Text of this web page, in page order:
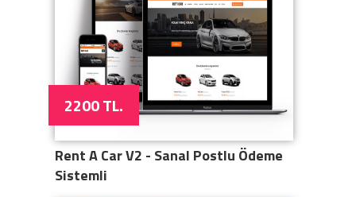
2200 TL.
Rent A Car V2 - Sanal Postlu Ödeme
Sistemli